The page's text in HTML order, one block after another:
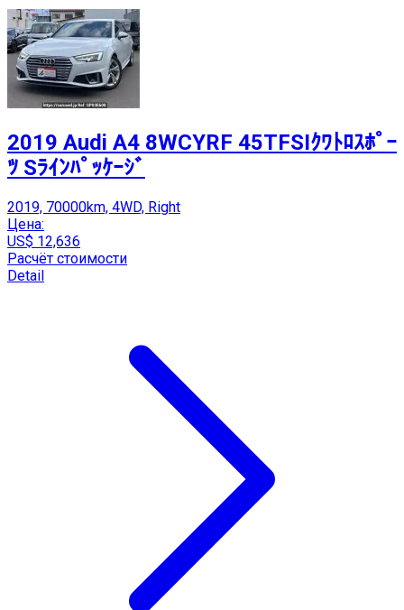
2019 Audi A4 8WCYRF 45TFSIｸﾜﾄﾛｽﾎﾟｰ
ﾂ Sﾗｲﾝﾊﾟｯｹｰｼﾞ
2019, 70000km, 4WD, Right
Цена:
US$ 12,636
Расчёт стоимости
Detail